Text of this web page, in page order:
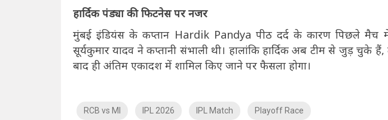
हार्दिक पंड्या की फिटनेस पर नजर
मुंबई इंडियंस के कप्तान Hardik Pandya पीठ दर्द के कारण पिछले मैच
सूर्यकुमार यादव ने कप्तानी संभाली थी। हालांकि हार्दिक अब टीम से जुड़
बाद ही अंतिम एकादश में शामिल किए जाने पर फैसला होगा।
RCB vs MI IPL 2026 IPL Match Playoff Race